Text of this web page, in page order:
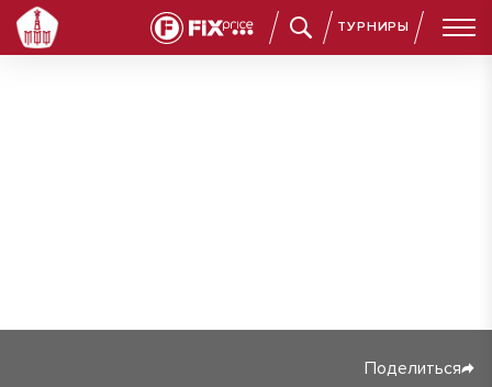
ТУРНИРЫ
Поделиться